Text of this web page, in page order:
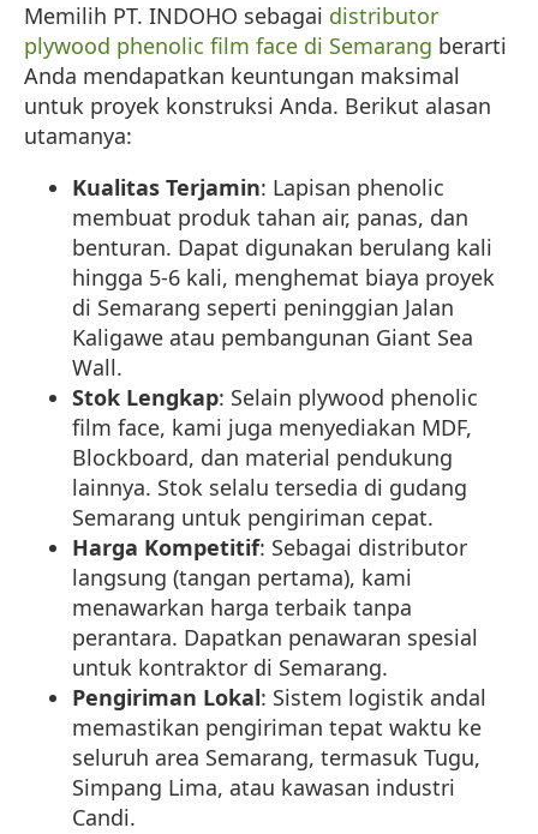
Memilih PT. INDOHO sebagai distributor
plywood phenolic film face di Semarang berarti
Anda mendapatkan keuntungan maksimal
untuk proyek konstruksi Anda. Berikut alasan
utamanya:
Kualitas Terjamin: Lapisan phenolic
membuat produk tahan air, panas, dan
benturan. Dapat digunakan berulang kali
hingga 5-6 kali, menghemat biaya proyek
di Semarang seperti peninggian Jalan
Kaligawe atau pembangunan Giant Sea
Wall.
Stok Lengkap: Selain plywood phenolic
film face, kami juga menyediakan MDF,
Blockboard, dan material pendukung
lainnya. Stok selalu tersedia di gudang
Semarang untuk pengiriman cepat.
Harga Kompetitif: Sebagai distributor
langsung (tangan pertama), kami
menawarkan harga terbaik tanpa
perantara. Dapatkan penawaran spesial
untuk kontraktor di Semarang.
Pengiriman Lokal: Sistem logistik andal
memastikan pengiriman tepat waktu ke
seluruh area Semarang, termasuk Tugu,
Simpang Lima, atau kawasan industri
Candi.